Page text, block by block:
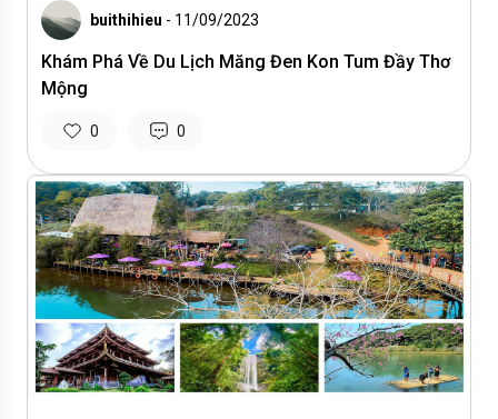
buithihieu - 11/09/2023
Khám Phá Về Du Lịch Măng Đen Kon Tum Đầy Thơ
Mộng
0 0